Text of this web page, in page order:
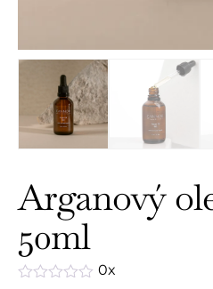
Arganový
50ml
0x